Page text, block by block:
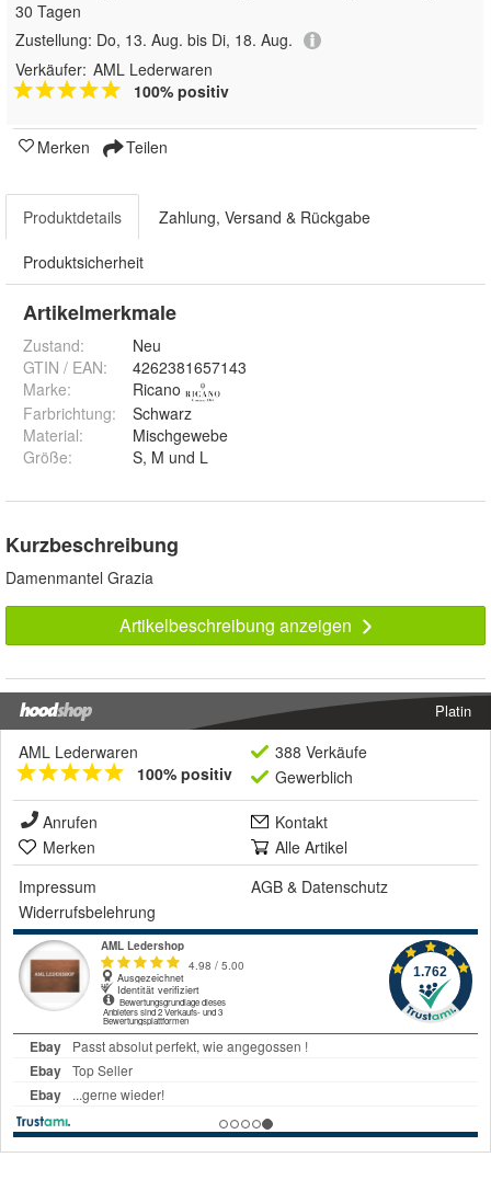
30 Tagen
Zustellung: Do, 13. Aug. bis Di, 18. Aug.
Verkäufer: AML Lederwaren
100% positiv
Merken Teilen
Produktdetails Zahlung, Versand & Rückgabe
Produktsicherheit
Artikelmerkmale
Zustand:
Neu
GTIN / EAN:
4262381657143
Marke:
Ricano
Farbrichtung:
Schwarz
Material:
Mischgewebe
Größe: S, M und L
Kurzbeschreibung
Damenmantel Grazia
Artikelbeschreibung anzeigen
Platin
AML Lederwaren
100% positiv
388 Verkäufe
Gewerblich
Anrufen
Kontakt
Merken
Alle Artikel
Impressum
AGB & Datenschutz
Widerrufsbelehrung